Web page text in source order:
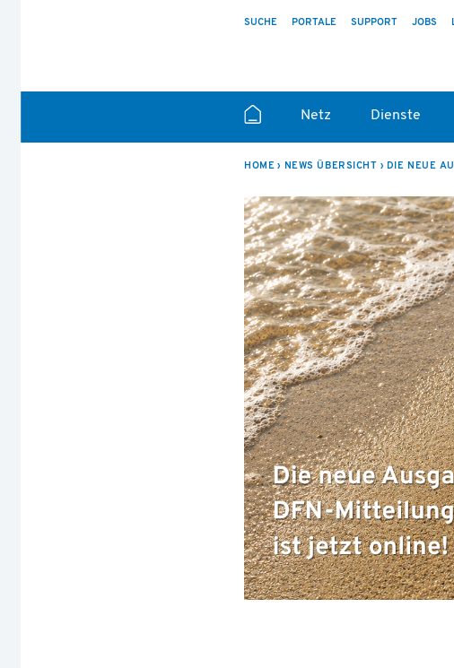
SUCHE PORTALE SUPPORT JOBS
Netz Dienste
HOME NEWS ÜBERSICHT DIE NEUE